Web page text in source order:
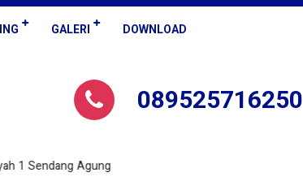
GALERI DOWNLOAD
089525716250
1 Sendang Agung